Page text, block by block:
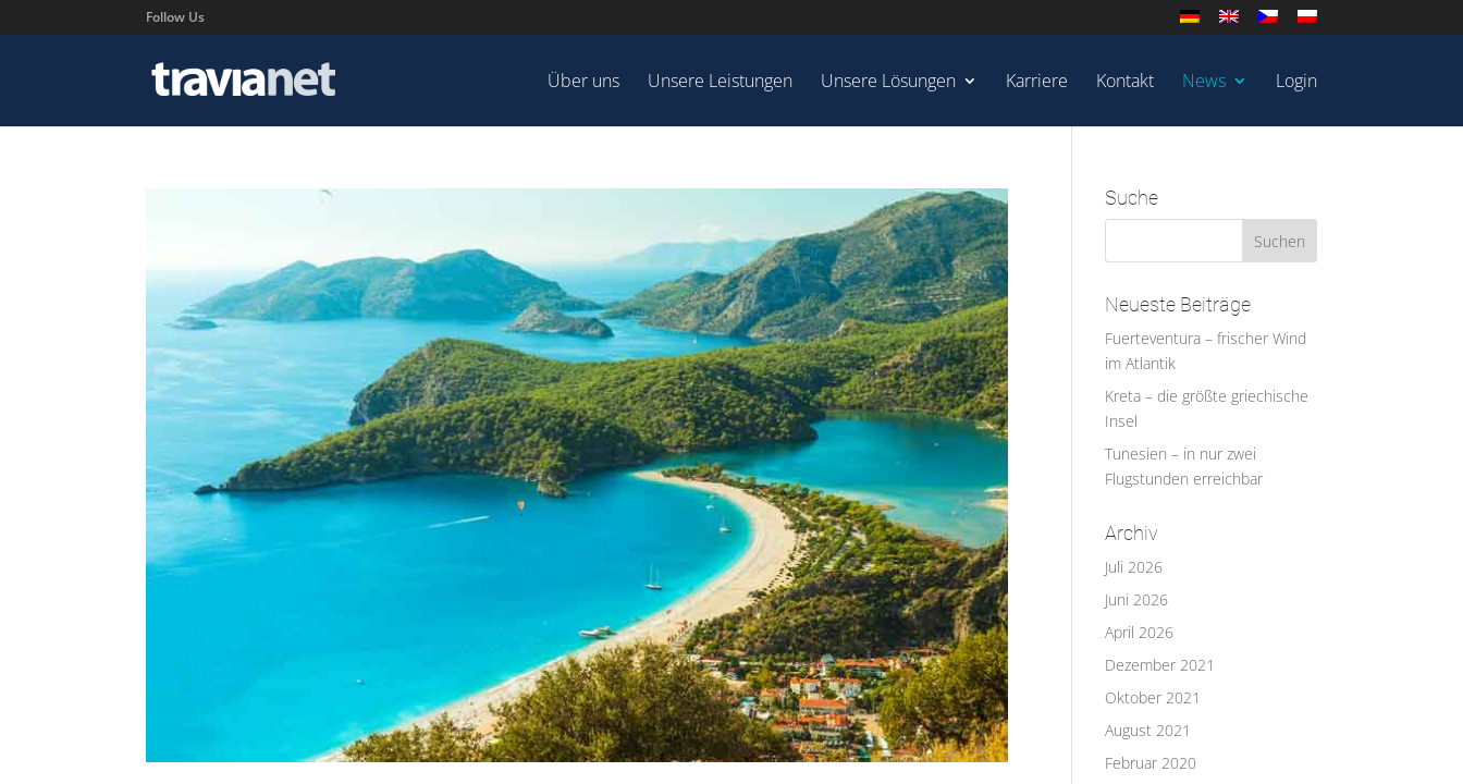
Follow Us
Über uns Unsere Leistungen Unsere Lösungen Karriere Kontakt News Login
Suche
Neueste Beiträge
Fuerteventura – frischer Wind
im Atlantik
Kreta – die größte griechische
Insel
Tunesien – in nur zwei
Flugstunden erreichbar
Archiv
Juli 2026
Juni 2026
April 2026
Dezember 2021
Oktober 2021
August 2021
Februar 2020